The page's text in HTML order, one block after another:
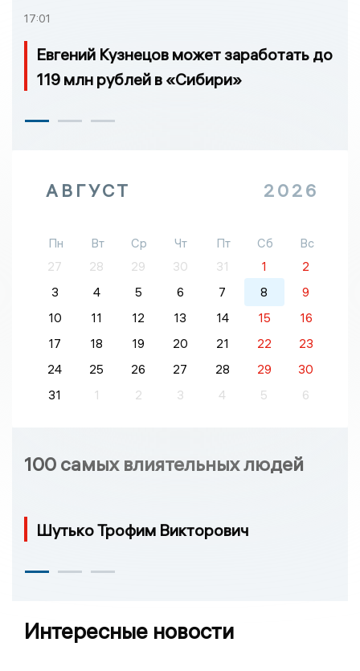
17:01
Евгений Кузнецов может заработать до
119 млн рублей в «Сибири»
АВГУСТ 2026
Пн Вт Ср Чт Пт Сб
Вс
27
28 29 30 31 1
2
3
4 5 6 7 8
9
10
11 12 13 14 15
16
17
18 19 20 21 22
23
24
25 26 27 28 29
30
31
1 2 3 4 5 6
100 самых влиятельных людей
Шутько Трофим Викторович
Интересные новости